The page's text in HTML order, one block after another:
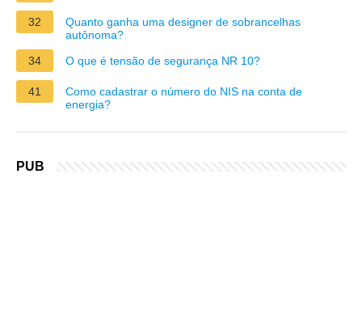
32
Quanto ganha uma designer de sobrancelhas
autônoma?
34
O que é tensão de segurança NR 10?
41
Como cadastrar o número do NIS na conta de
energia?
PUB